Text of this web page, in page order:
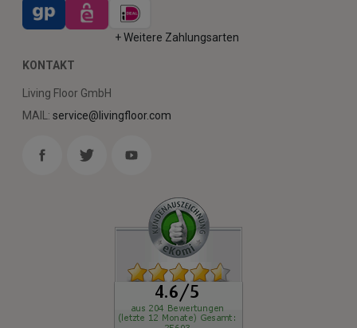
+ Weitere Zahlungsarten
KONTAKT
Living Floor GmbH
MAIL: service@livingfloor.com